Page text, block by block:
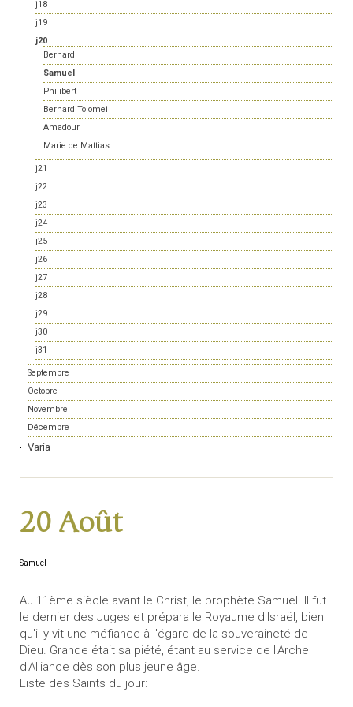
j18
j19
j20
Bernard
Samuel
Philibert
Bernard Tolomei
Amadour
Marie de Mattias
j21
j22
j23
j24
j25
j26
j27
j28
j29
j30
j31
Septembre
Octobre
Novembre
Décembre
Varia
20 Août
Samuel
Au 11ème siècle avant le Christ, le prophète Samuel. Il fut
le dernier des Juges et prépara le Royaume d'Israël, bien
qu'il y vit une méfiance à l'égard de la souveraineté de
Dieu. Grande était sa piété, étant au service de l'Arche
d'Alliance dès son plus jeune âge.
Liste des Saints du jour: